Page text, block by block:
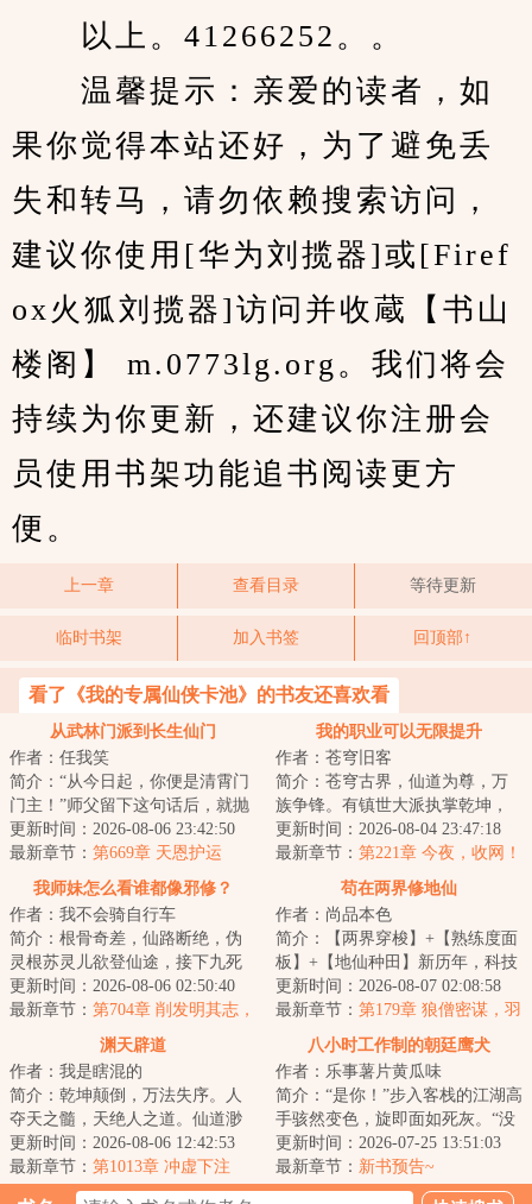
以上。41266252。。
温馨提示：亲爱的读者，如
果你觉得本站还好，为了避免丢
失和转马，请勿依赖搜索访问，
建议你使用[华为刘揽器]或[Firef
ox火狐刘揽器]访问并收蔵【书山
楼阁】 m.0773lg.org。我们将会
持续为你更新，还建议你注册会
员使用书架功能追书阅读更方
便。
上一章 查看目录 等待更新
临时书架 加入书签 回顶部↑
看了《我的专属仙侠卡池》的书友还喜欢看
从武林门派到长生仙门
作者：任我笑
简介：“从今日起，你便是清霄门
门主！”师父留下这句话后，就抛
弃李清秋与师弟、师妹们下山，
独自寻仙去...
更新时间：2026-08-06 23:42:50
最新章节： 第669章 天恩护运
我的职业可以无限提升
作者：苍穹旧客
简介：苍穹古界，仙道为尊，万
族争锋。有镇世大派执掌乾坤，
有无上圣地俯瞰诸天，还有神裔
世家世袭权柄，...
更新时间：2026-08-04 23:47:18
最新章节： 第221章 今夜，收网！
我师妹怎么看谁都像邪修？
作者：我不会骑自行车
简介：根骨奇差，仙路断绝，伪
灵根苏灵儿欲登仙途，接下九死
一生的任务：卧底上古魔宗归曦
宗！在这里，她...
更新时间：2026-08-06 02:50:40
最新章节： 第704章 削发明其志，
六根得清净！
苟在两界修地仙
作者：尚品本色
简介：【两界穿梭】+【熟练度面
板】+【地仙种田】新历年，科技
与地仙道并行的帝国时代。普通
人陆羽为救濒...
更新时间：2026-08-07 02:08:58
最新章节： 第179章 狼僧密谋，羽
化真经
渊天辟道
作者：我是瞎混的
简介：乾坤颠倒，万法失序。人
夺天之髓，天绝人之道。仙道渺
渺，永生空空，我自辟道而行，
于深渊中见永生...
更新时间：2026-08-06 12:42:53
最新章节： 第1013章 冲虚下注
八小时工作制的朝廷鹰犬
作者：乐事薯片黄瓜味
简介：“是你！”步入客栈的江湖高
手骇然变色，旋即面如死灰。“没
想到，今日要落到你这朝廷鹰犬
的手里！...
更新时间：2026-07-25 13:51:03
最新章节： 新书预告~